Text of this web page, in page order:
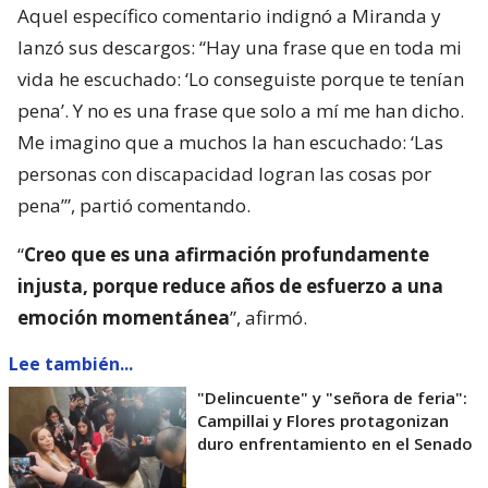
Aquel específico comentario indignó a Miranda y
lanzó sus descargos: “Hay una frase que en toda mi
vida he escuchado: ‘Lo conseguiste porque te tenían
pena’. Y no es una frase que solo a mí me han dicho.
Me imagino que a muchos la han escuchado: ‘Las
personas con discapacidad logran las cosas por
pena’”, partió comentando.
“Creo que es una afirmación profundamente
injusta, porque reduce años de esfuerzo a una
emoción momentánea”, afirmó.
Lee también...
"Delincuente" y "señora de feria":
Campillai y Flores protagonizan
duro enfrentamiento en el Senado